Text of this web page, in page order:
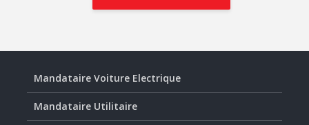
Mandataire Voiture Electrique
Mandataire Utilitaire